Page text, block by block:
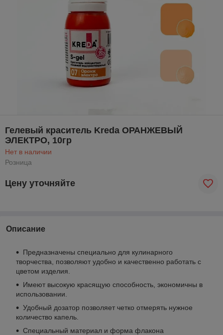
Гелевый краситель Kreda ОРАНЖЕВЫЙ
ЭЛЕКТРО, 10гр
Нет в наличии
Розница
Цену уточняйте
Описание
Предназначены специально для кулинарного
творчества, позволяют удобно и качественно работать с
цветом изделия.
Имеют высокую красящую способность, экономичны в
использовании.
Удобный дозатор позволяет четко отмерять нужное
количество капель.
Специальный материал и форма флакона